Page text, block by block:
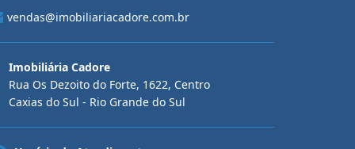
vendas@imobiliariacadore.com.br
Imobiliária Cadore
Rua Os Dezoito do Forte, 1622, Centro
Caxias do Sul - Rio Grande do Sul